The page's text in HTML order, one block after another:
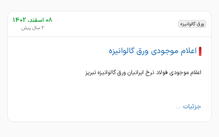
ورق گالوانیزه 08 اسفند، 1402
2 سال پیش
اعلام موجودی ورق گالوانیزه
اعلام موجودی فولاد نرخ ایرانیان ورق گالوانیزه تبریز
جزئیات ...